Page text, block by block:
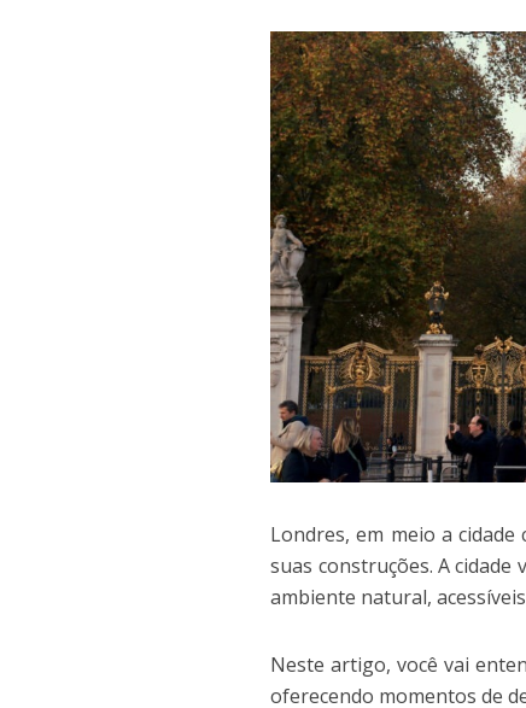
Londres, em meio a
suas construções. A
ambiente natural,
Neste artigo, você vai
oferecendo momentos de